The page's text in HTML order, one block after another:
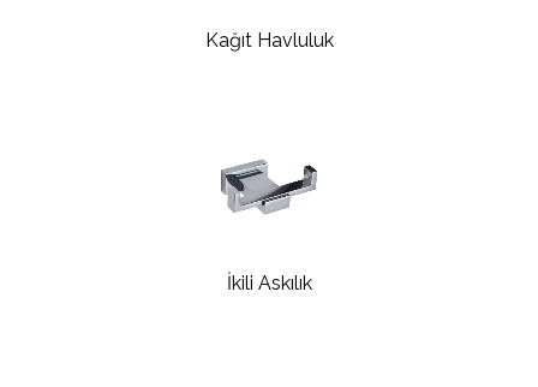
Kağıt Havluluk
İkili Askılık